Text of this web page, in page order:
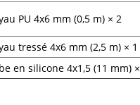
PU 4x6 mm (0,5 m) × 2
tressé 4x6 mm (2,5 m) × 1
en silicone 4x1,5 (11 mm)